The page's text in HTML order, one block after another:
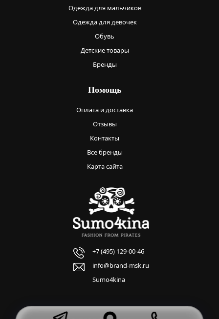
Одежда для мальчиков
Одежда для девочек
Обувь
Детские товары
Бренды
Помощь
Оплата и доставка
Отзывы
Контакты
Все бренды
Карта сайта
+7 (495) 129-00-46
info@brand-msk.ru
Sumo4kina